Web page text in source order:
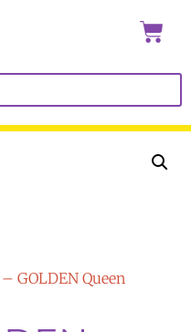
GOLDEN Queen